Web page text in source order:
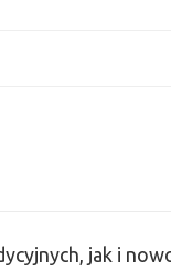
jak i